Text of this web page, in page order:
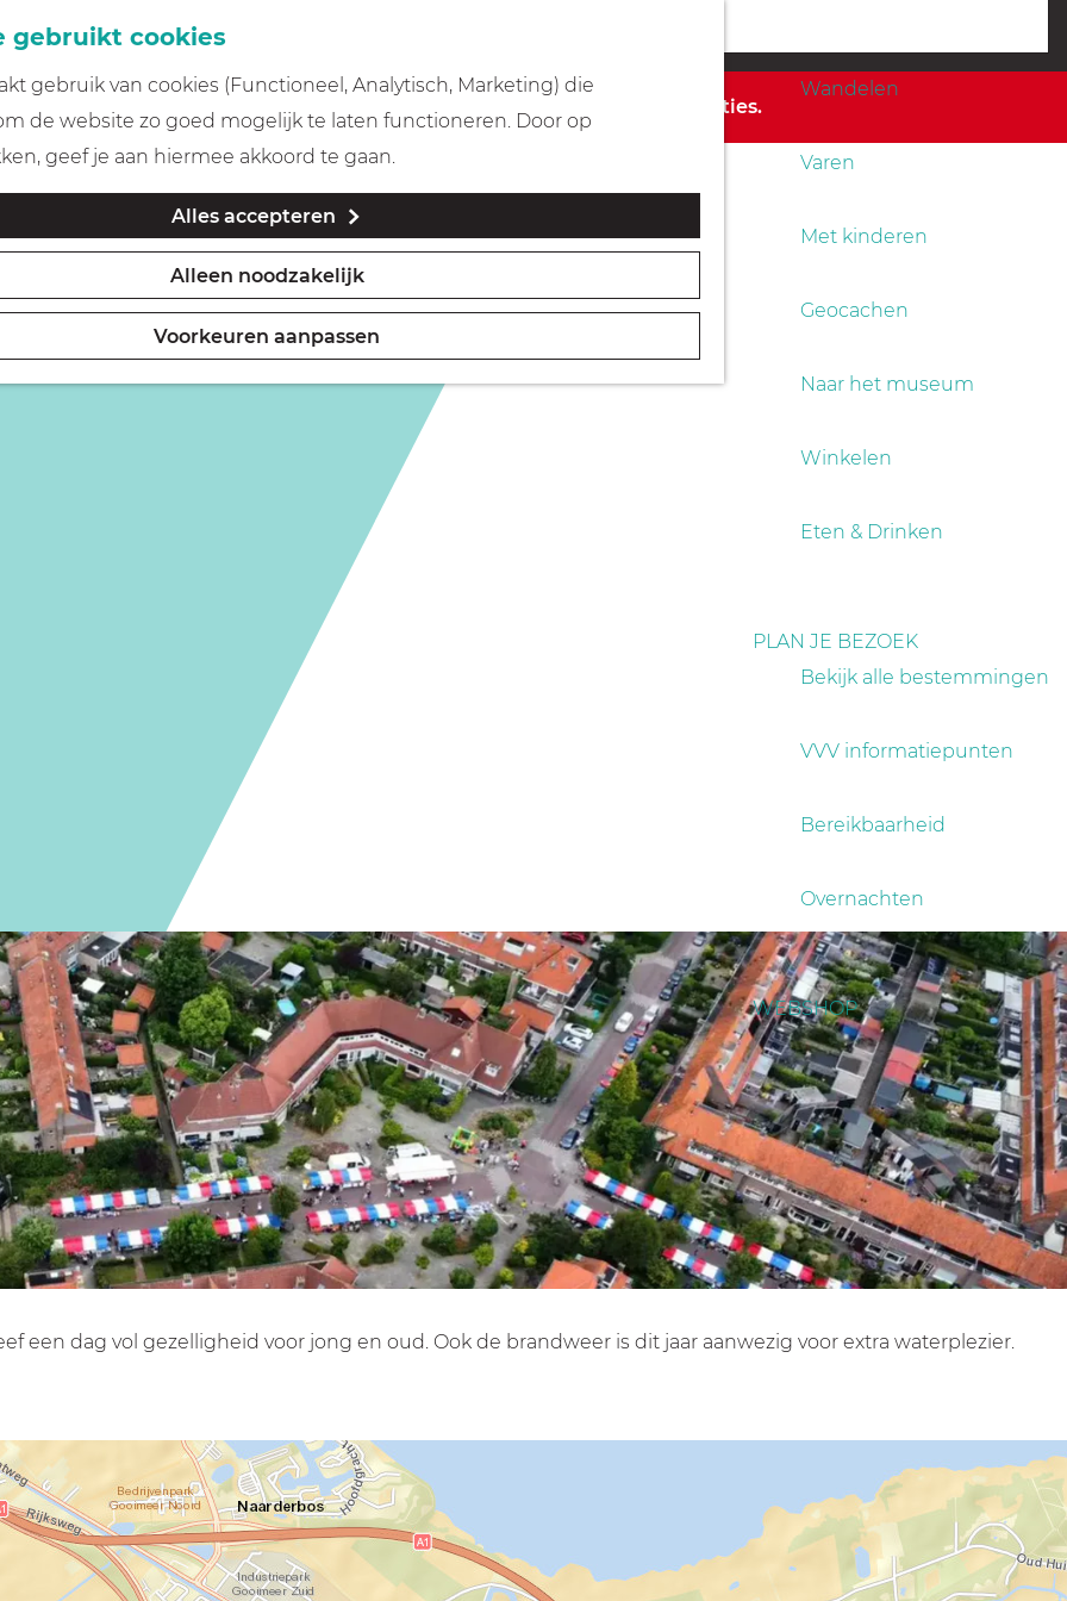
gebruikt cookies
gebruik van cookies (Functioneel, Analytisch, Marketing) die
de website zo goed mogelijk te laten functioneren. Door op
geef je aan hiermee akkoord te gaan.
Alles accepteren
Alleen noodzakelijk
Voorkeuren aanpassen
Wandelen
Varen
Met kinderen
Geocachen
Naar het museum
Winkelen
Eten & Drinken
PLAN JE BEZOEK
Bekijk alle bestemmingen
VVV informatiepunten
Bereikbaarheid
Overnachten
WEBSHOP
meer beschikbaar. Bekijk hetactuele aanbod voor de beschikbare opties.
een dag vol gezelligheid voor jong en oud. Ook de brandweer is dit jaar aanwezig voor extra waterplezier.